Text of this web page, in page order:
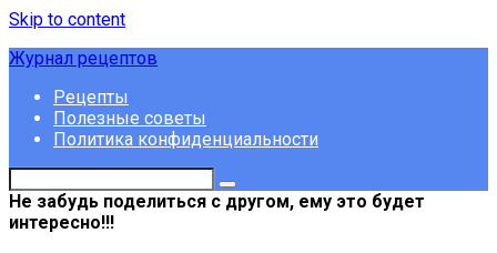
Skip to content
Журнал рецептов
Рецепты
Полезные советы
Политика конфиденциальности
Не забудь поделиться с другом, ему это будет
интересно!!!